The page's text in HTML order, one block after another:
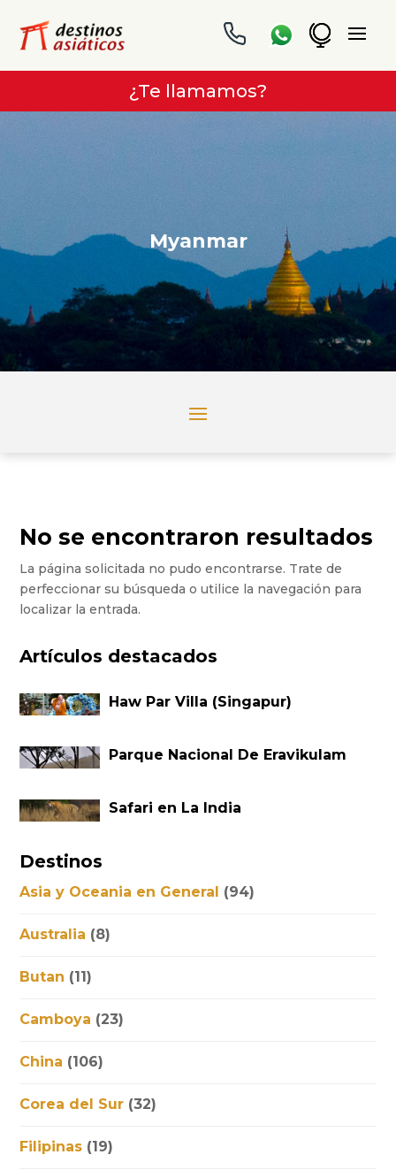
¿Te llamamos?
Myanmar
No se encontraron resultados
La página solicitada no pudo encontrarse. Trate de
perfeccionar su búsqueda o utilice la navegación para
localizar la entrada.
Artículos destacados
Haw Par Villa (Singapur)
Parque Nacional De Eravikulam
Safari en La India
Destinos
Asia y Oceania en General (94)
Australia (8)
Butan (11)
Camboya (23)
China (106)
Corea del Sur (32)
Filipinas (19)